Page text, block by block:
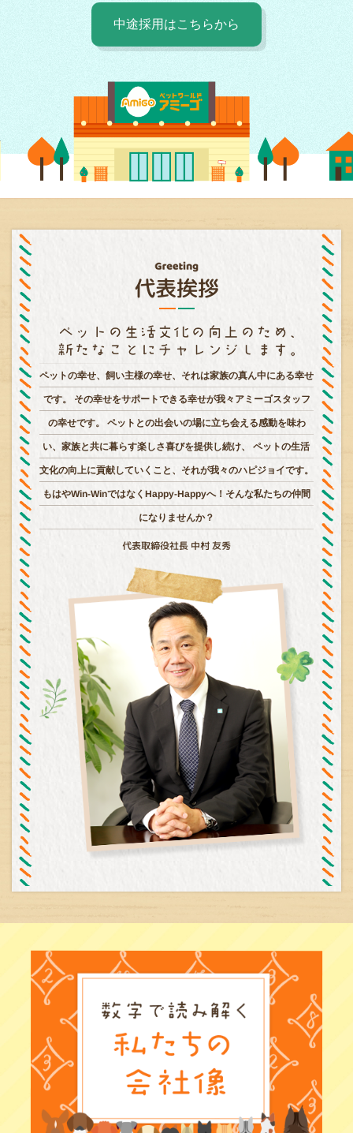
中途採用はこちらから
代表挨拶
ペットの幸せ、飼い主様の幸せ、それは家族の真ん中にある幸せ
です。 その幸せをサポートできる幸せが我々アミーゴスタッフ
の幸せです。 ペットとの出会いの場に立ち会える感動を味わ
い、家族と共に暮らす楽しさ喜びを提供し続け、 ペットの生活
文化の向上に貢献していくこと、それが我々のハピジョイです。
もはやWin-WinではなくHappy-Happyへ！そんな私たちの仲間
になりませんか？
代表取締役社長 中村 友秀